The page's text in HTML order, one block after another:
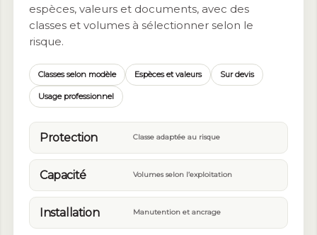
espèces, valeurs et documents, avec des
classes et volumes à sélectionner selon le
risque.
Classes selon modèle Espèces et valeurs Sur devis
Usage professionnel
Protection Classe adaptée au risque
Capacité Volumes selon l’exploitation
Installation Manutention et ancrage